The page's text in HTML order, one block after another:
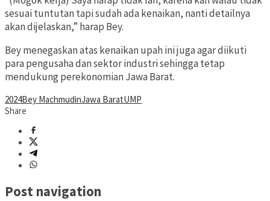
sesuai tuntutan tapi sudah ada kenaikan, nanti detailnya
akan dijelaskan,” harap Bey.
Bey menegaskan atas kenaikan upah ini juga agar diikuti
para pengusaha dan sektor industri sehingga tetap
mendukung perekonomian Jawa Barat.
2024Bey MachmudinJawa BaratUMP
Share
Post navigation